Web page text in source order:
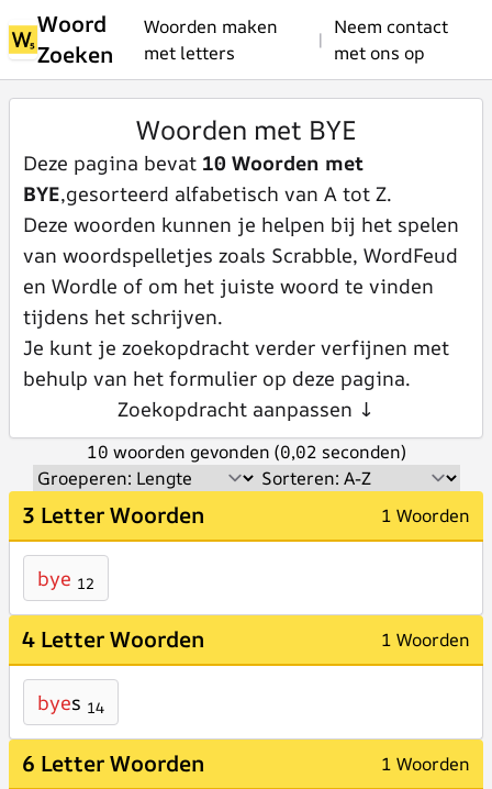
Woord
Zoeken
Woorden maken
met letters
|
Neem contact
met ons op
Woorden met BYE
Deze pagina bevat 10 Woorden met
BYE,gesorteerd alfabetisch van A tot Z.
Deze woorden kunnen je helpen bij het spelen
van woordspelletjes zoals Scrabble, WordFeud
en Wordle of om het juiste woord te vinden
tijdens het schrijven.
Je kunt je zoekopdracht verder verfijnen met
behulp van het formulier op deze pagina.
Zoekopdracht aanpassen ↓
10 woorden gevonden (0,02 seconden)
3 Letter Woorden 1 Woorden
bye 12
4 Letter Woorden 1 Woorden
byes 14
6 Letter Woorden 1 Woorden